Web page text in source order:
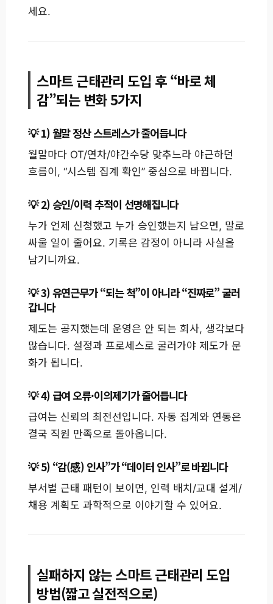
세요.
스마트 근태관리 도입 후 “바로 체
감”되는 변화 5가지
1) 월말 정산 스트레스가 줄어듭니다
월말마다 OT/연차/야간수당 맞추느라 야근하던
흐름이, “시스템 집계 확인” 중심으로 바뀝니다.
2) 승인/이력 추적이 선명해집니다
누가 언제 신청했고 누가 승인했는지 남으면, 말로
싸울 일이 줄어요. 기록은 감정이 아니라 사실을
남기니까요.
3) 유연근무가 “되는 척”이 아니라 “진짜로” 굴러
갑니다
제도는 공지했는데 운영은 안 되는 회사, 생각보다
많습니다. 설정과 프로세스로 굴러가야 제도가 문
화가 됩니다.
4) 급여 오류·이의제기가 줄어듭니다
급여는 신뢰의 최전선입니다. 자동 집계와 연동은
결국 직원 만족으로 돌아옵니다.
5) “감(感) 인사”가 “데이터 인사”로 바뀝니다
부서별 근태 패턴이 보이면, 인력 배치/교대 설계/
채용 계획도 과학적으로 이야기할 수 있어요.
실패하지 않는 스마트 근태관리 도입
방법(짧고 실전적으로)